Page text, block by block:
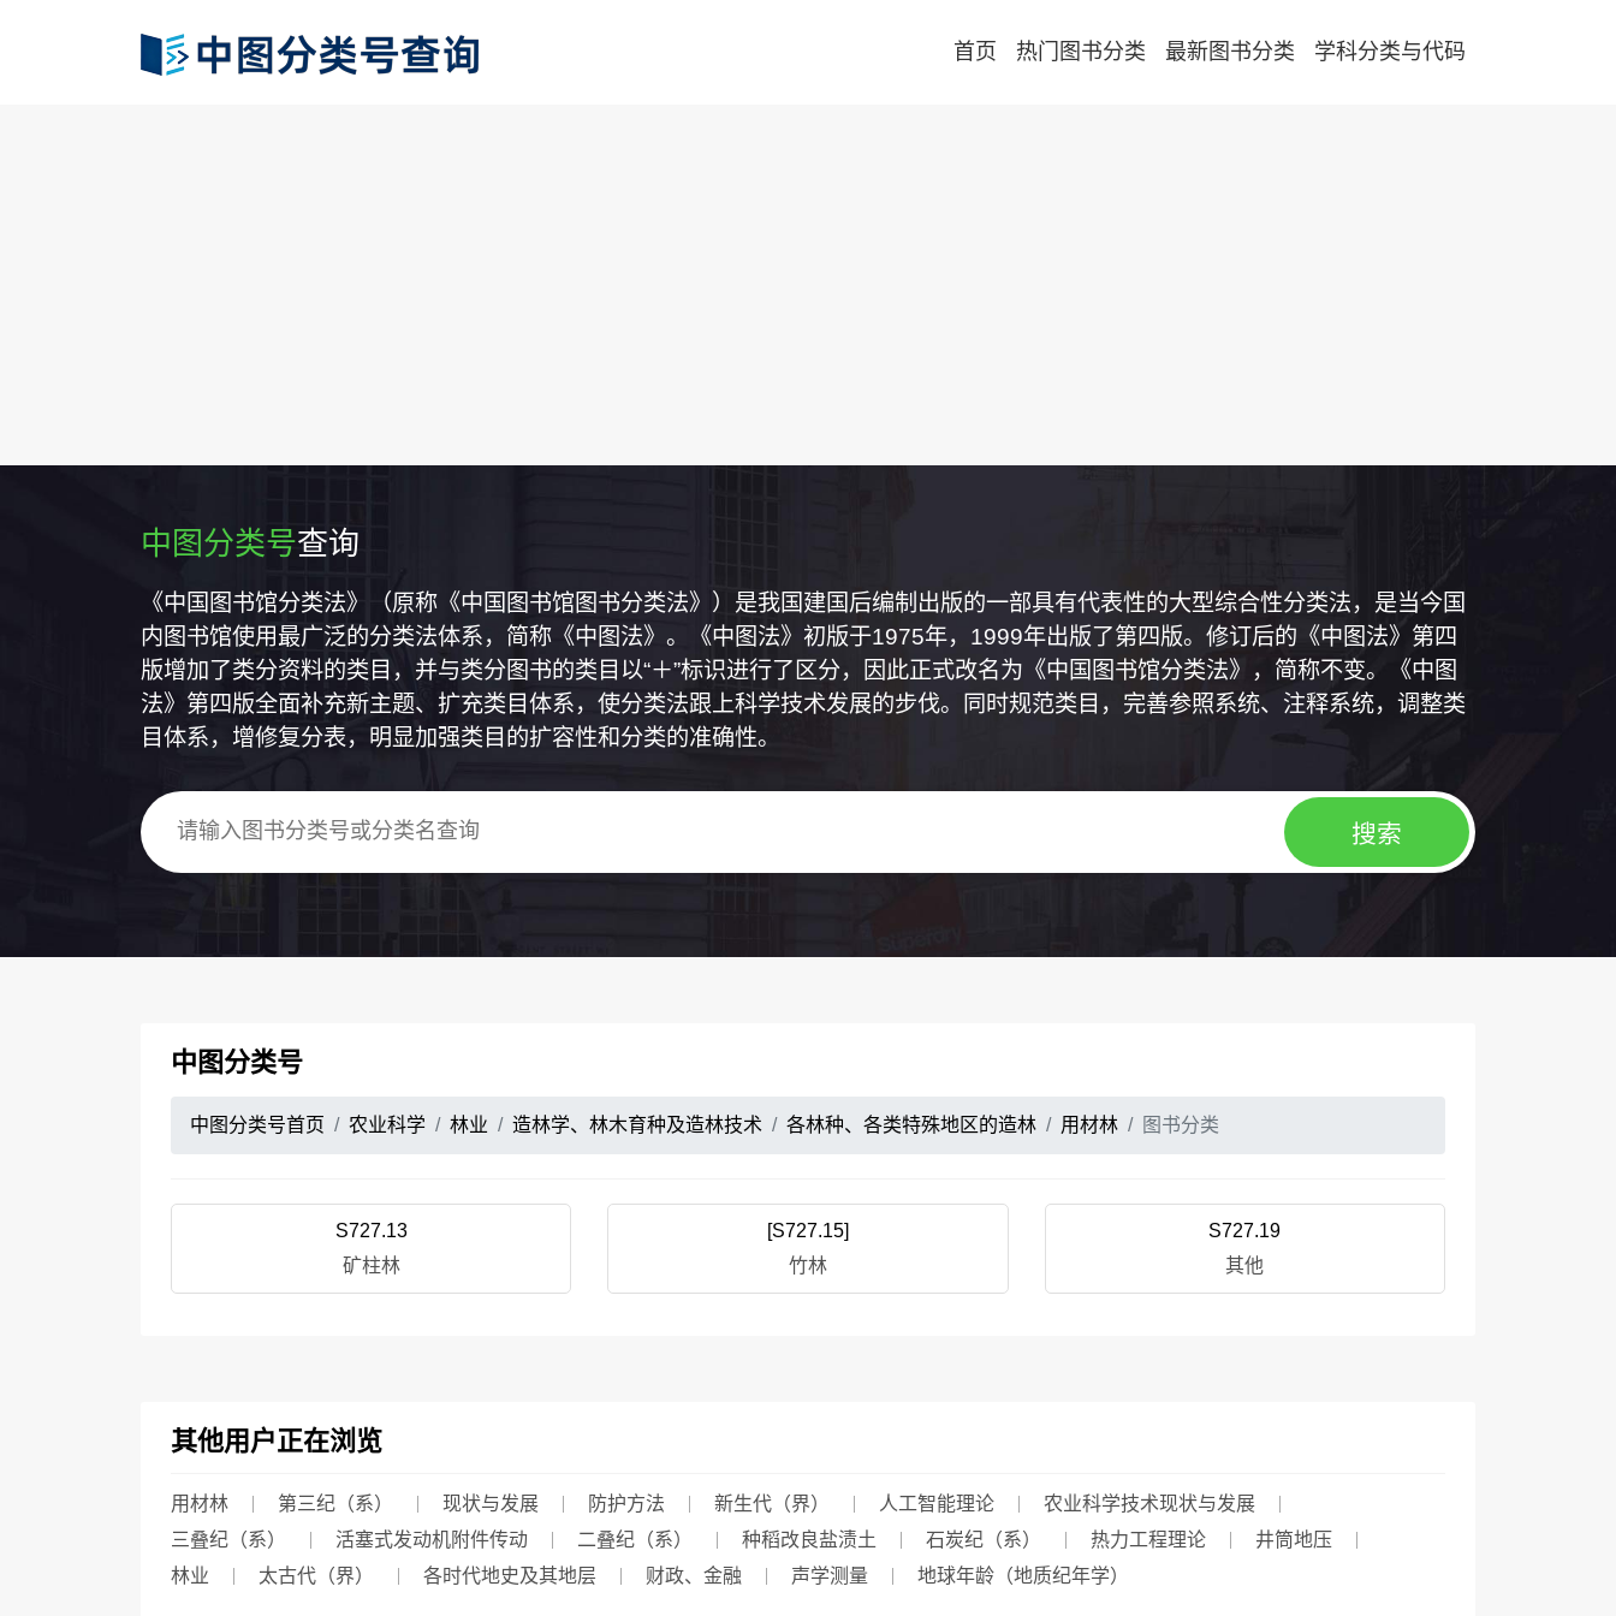
首页 热门图书分类 最新图书分类 学科分类与代码
中图分类号查询
《中国图书馆分类法》（原称《中国图书馆图书分类法》）是我国建国后编制出版的一部具有代表性的大型综合性分类法，是当今国
内图书馆使用最广泛的分类法体系，简称《中图法》。《中图法》初版于1975年，1999年出版了第四版。修订后的《中图法》第四
版增加了类分资料的类目，并与类分图书的类目以“＋”标识进行了区分，因此正式改名为《中国图书馆分类法》，简称不变。《中图
法》第四版全面补充新主题、扩充类目体系，使分类法跟上科学技术发展的步伐。同时规范类目，完善参照系统、注释系统，调整类
目体系，增修复分表，明显加强类目的扩容性和分类的准确性。
中图分类号
中图分类号首页 农业科学 林业 造林学、林木育种及造林技术 各林种、各类特殊地区的造林 用材林 图书分类
S727.13
矿柱林
[S727.15]
竹林
S727.19
其他
其他用户正在浏览
用材林 第三纪（系） 现状与发展 防护方法 新生代（界） 人工智能理论
农业科学技术现状与发展
三叠纪（系）
活塞式发动机附件传动 二叠纪（系） 种稻改良盐渍土 石炭纪（系） 热力工程理论
井筒地压
林业
太古代（界） 各时代地史及其地层 财政、金融 声学测量 地球年龄（地质纪年学）